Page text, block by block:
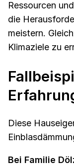
Ressourcen
die
meistern.
Klimaziele zu
Diese
Bei Familie